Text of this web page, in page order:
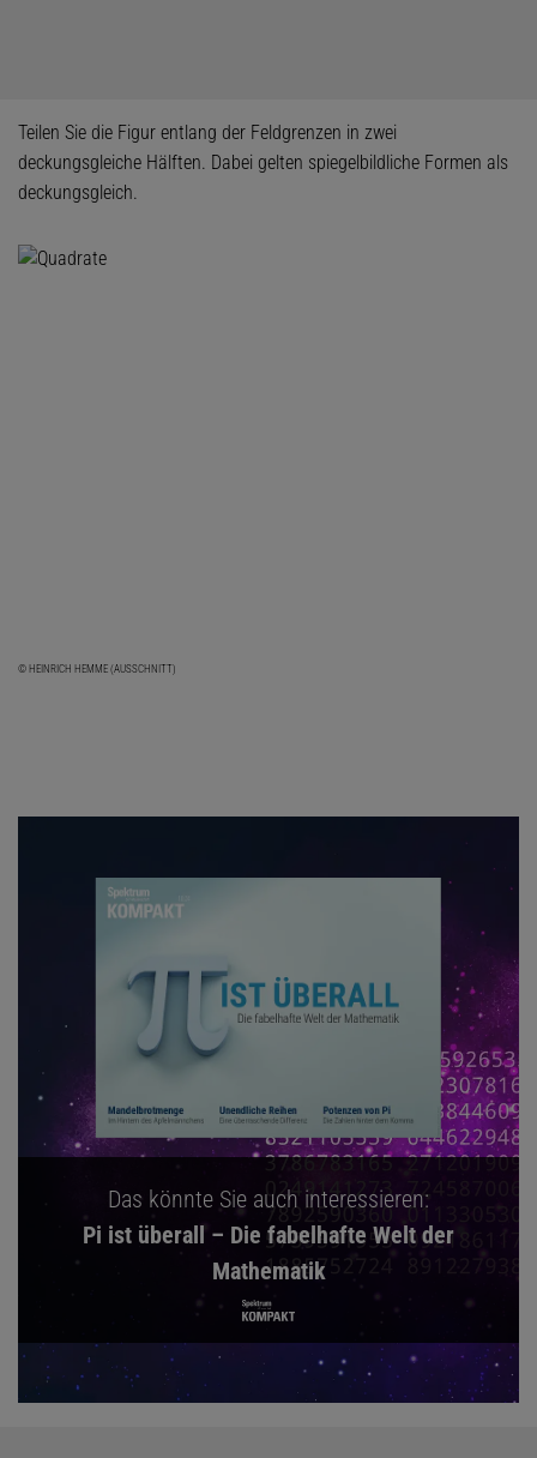
Teilen Sie die Figur entlang der Feldgrenzen in zwei
deckungsgleiche Hälften. Dabei gelten spiegelbildliche Formen als
deckungsgleich.
© HEINRICH HEMME (AUSSCHNITT)
Das könnte Sie auch interessieren:
Pi ist überall – Die fabelhafte Welt der
Mathematik